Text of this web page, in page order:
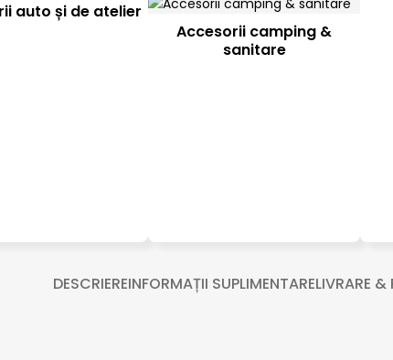
auto și de atelier
Accesorii camping &
sanitare
DESCRIEREINFORMAȚII SUPLIMENTARELIVRARE &